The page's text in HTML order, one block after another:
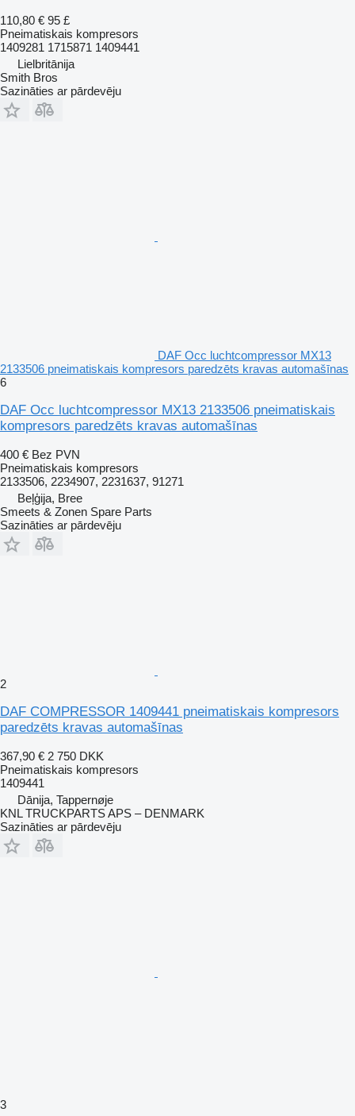
110,80 € 95 £
Pneimatiskais kompresors
1409281 1715871 1409441
Lielbritānija
Smith Bros
Sazināties ar pārdevēju
DAF Occ luchtcompressor MX13
2133506 pneimatiskais kompresors paredzēts kravas automašīnas
6
DAF Occ luchtcompressor MX13 2133506 pneimatiskais
kompresors paredzēts kravas automašīnas
400 € Bez PVN
Pneimatiskais kompresors
2133506, 2234907, 2231637, 91271
Beļģija, Bree
Smeets & Zonen Spare Parts
Sazināties ar pārdevēju
2
DAF COMPRESSOR 1409441 pneimatiskais kompresors
paredzēts kravas automašīnas
367,90 € 2 750 DKK
Pneimatiskais kompresors
1409441
Dānija, Tappernøje
KNL TRUCKPARTS APS – DENMARK
Sazināties ar pārdevēju
3